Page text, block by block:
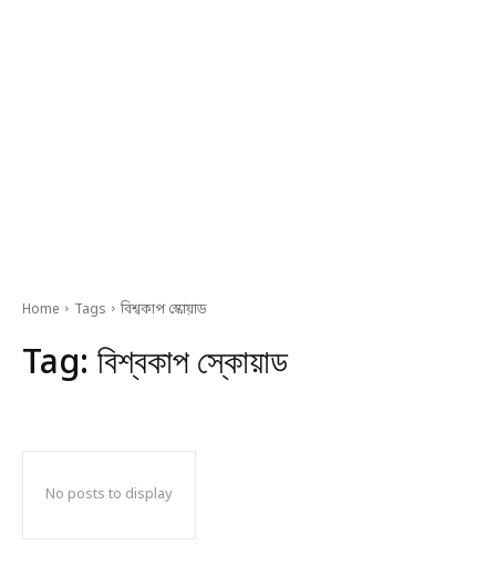
Home Tags বিশ্বকাপ স্কোয়াড
Tag: বিশ্বকাপ স্কোয়াড
No posts to display